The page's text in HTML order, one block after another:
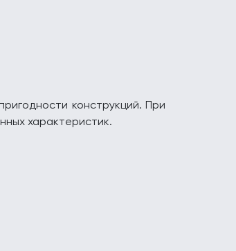
конструкций. При
характеристик.